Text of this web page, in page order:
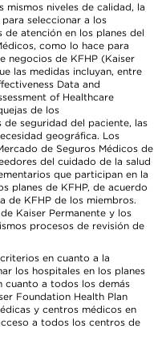
mismos niveles de calidad, la
seleccionar a los
atención en los planes del
como lo hace para
negocios de KFHP (Kaiser
las medidas incluyan, entre
Data and
of Healthcare
de los
de seguridad del paciente, las
geográfica. Los
de Seguros Médicos de
del cuidado de la salud
que participan en la
planes de KFHP, de acuerdo
de KFHP de los miembros.
Kaiser Permanente y los
procesos de revisión de
en cuanto a la
los hospitales en los planes
cuanto a todos los demás
Foundation Health Plan
y centros médicos en
a todos los centros de